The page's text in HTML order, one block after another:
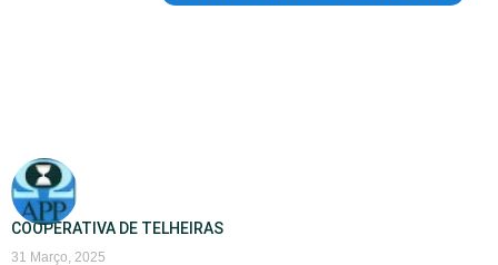
COOPERATIVA DE TELHEIRAS
31 Março, 2025